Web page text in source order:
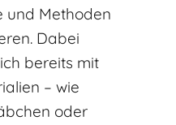
und Methoden
Dabei
bereits mit
– wie
oder